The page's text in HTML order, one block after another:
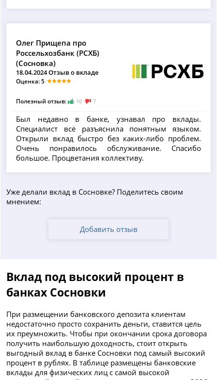
Олег Прищепа про
Россельхозбанк (РСХБ)
(Сосновка)
18.04.2024 Отзыв о вкладе
Оценка: 5
Полезный отзыв: 10 7
Был недавно в банке, узнавал про вклады.
Специалист всё разъяснила понятным языком.
Открыли вклад быстро без каких-либо проблем.
Очень понравилось обслуживание. Спасибо
большое. Процветания коллективу.
Уже делали вклад в Сосновке? Поделитесь своим
мнением:
Добавить отзыв
Вклад под высокий процент в
банках Сосновки
При размещении банковского депозита клиентам
недостаточно просто сохранить деньги, ставится цель
их преумножить. Чтобы при окончании срока договора
получить наибольшую доходность, стоит открыть
выгодный вклад в банке Сосновки под самый высокий
процент в рублях. В таблице размещены банковские
вклады для физических лиц с самой высокой